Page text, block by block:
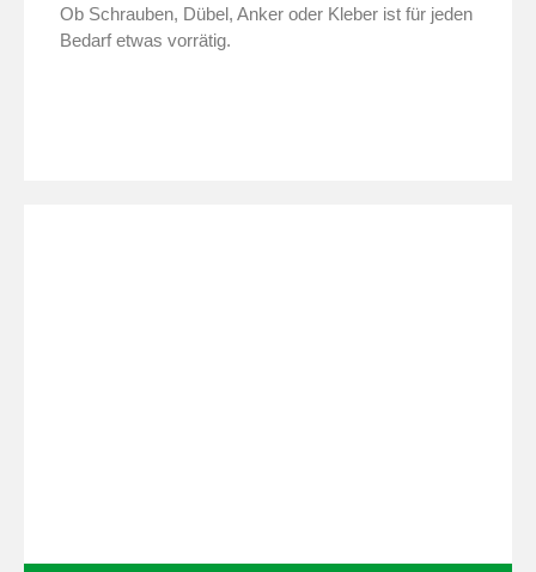
Ob Schrauben, Dübel, Anker oder Kleber ist für jeden
Bedarf etwas vorrätig.